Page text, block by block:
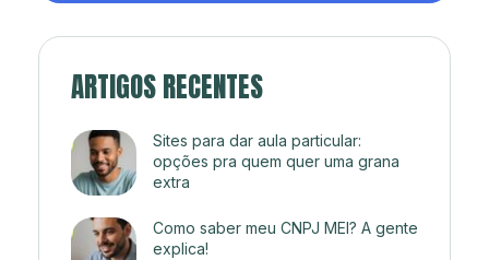
ARTIGOS RECENTES
Sites para dar aula particular:
opções pra quem quer uma grana
extra
Como saber meu CNPJ MEI? A gente
explica!